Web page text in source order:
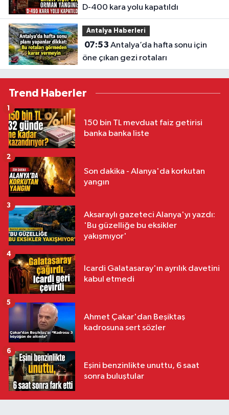
D-400 kara yolu kapatıldı
Antalya Haberleri
07:53
öne çıkan gezi rotaları
Trend Haberler
150 bin TL mevduat faiz getirisi
banka banka liste
1
Son dakika - Alanya'da korkutan
yangın
2
Aksaraylı gazeteci Alanya'yı yazdı:
'Bu güzelliğe bu eksikler
yakışmıyor'
3
Icardi Galatasaray'ın ayrılık davetini
kabul etmedi
4
Ahmet Çakar'dan Beşiktaş
kadrosuna sert sözler
5
Eşini benzinlikte unuttu, 6 saat
sonra buluştular
6